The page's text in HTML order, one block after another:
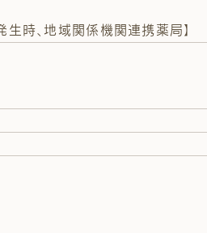
時、地域関係機関連携薬局】